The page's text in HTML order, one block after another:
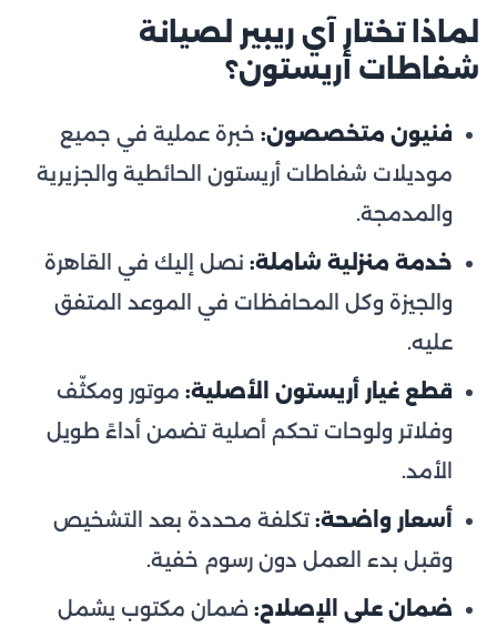
لماذا تختار آي ريبير لصيانة
شفاطات أريستون؟
فنيون متخصصون: خبرة عملية في جميع
موديلات شفاطات أريستون الحائطية والجزيرية
والمدمجة.
خدمة منزلية شاملة: نصل إليك في القاهرة
والجيزة وكل المحافظات في الموعد المتفق
عليه.
قطع غيار أريستون الأصلية: موتور ومكثّف
وفلاتر ولوحات تحكم أصلية تضمن أداءً طويل
الأمد.
أسعار واضحة: تكلفة محددة بعد التشخيص
وقبل بدء العمل دون رسوم خفية.
ضمان على الإصلاح: ضمان مكتوب يشمل